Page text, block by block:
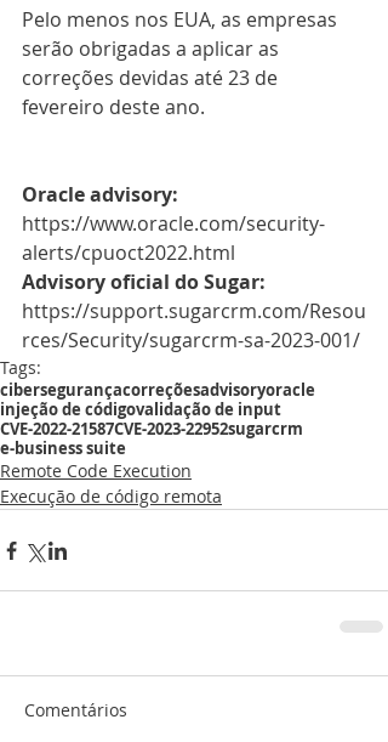
Pelo menos nos EUA, as empresas
serão obrigadas a aplicar as
correções devidas até 23 de
fevereiro deste ano.
Oracle advisory:
https://www.oracle.com/security-
alerts/cpuoct2022.html
Advisory oficial do Sugar:
https://support.sugarcrm.com/Resou
rces/Security/sugarcrm-sa-2023-001/
Tags:
cibersegurançacorreçõesadvisoryoracle
injeção de códigovalidação de input
CVE-2022-21587CVE-2023-22952sugarcrm
e-business suite
Remote Code Execution
Execução de código remota
Comentários